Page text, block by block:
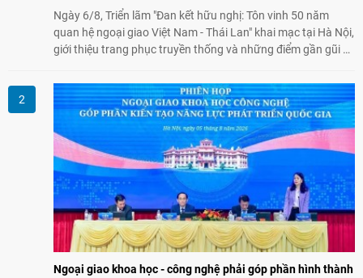
Ngày 6/8, Triển lãm "Đan kết hữu nghị: Tôn vinh 50 năm
quan hệ ngoại giao Việt Nam - Thái Lan" khai mạc tại Hà Nội,
giới thiệu trang phục truyền thống và những điểm gần gũi về
giao lưu nhân dân trong chặng đường nửa thế kỷ quan hệ
song phương.
Ngoại giao khoa học - công nghệ phải góp phần hình thành